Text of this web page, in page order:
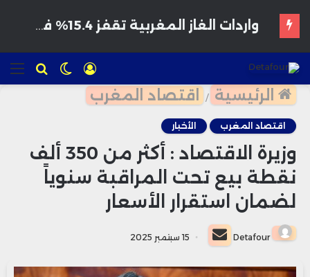
للبحث الوضع
المظلم
تسجيل
الدخول
الرئيسية / اقتصاد المغرب
اقتصاد المغرب الأخبار
وزيرة الاقتصاد : أكثر من 350 ألف
نقطة بيع تحت المراقبة سنوياً
لضمان استقرار الأسعار
Detafour
أرسل
بريدا
إلكترونيا
15 سبتمبر 2025